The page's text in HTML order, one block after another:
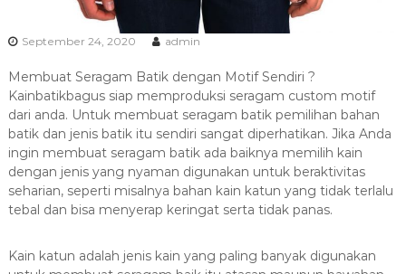
September 24, 2020 admin
Membuat Seragam Batik dengan Motif Sendiri ?
Kainbatikbagus siap memproduksi seragam custom motif
dari anda. Untuk membuat seragam batik pemilihan bahan
batik dan jenis batik itu sendiri sangat diperhatikan. Jika Anda
ingin membuat seragam batik ada baiknya memilih kain
dengan jenis yang nyaman digunakan untuk beraktivitas
seharian, seperti misalnya bahan kain katun yang tidak terlalu
tebal dan bisa menyerap keringat serta tidak panas.
Kain katun adalah jenis kain yang paling banyak digunakan